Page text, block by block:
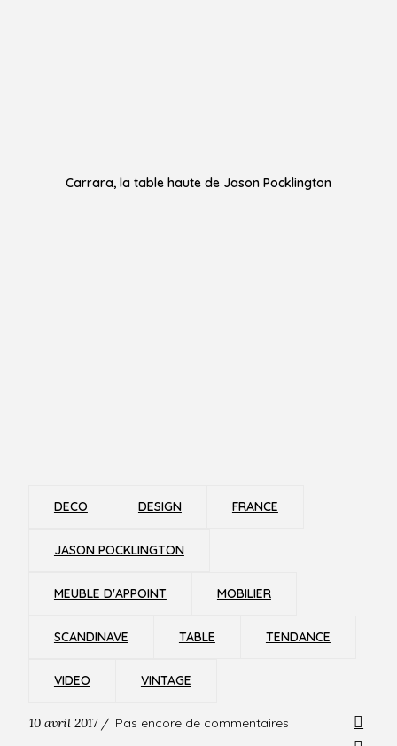
Carrara, la table haute de Jason Pocklington
DECO DESIGN FRANCE
JASON POCKLINGTON
MEUBLE D'APPOINT MOBILIER
SCANDINAVE TABLE TENDANCE
VIDEO VINTAGE
10 avril 2017 / Pas encore de commentaires